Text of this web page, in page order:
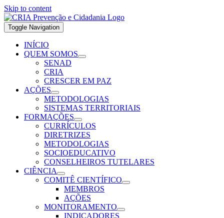
Skip to content
Toggle Navigation
INÍCIO
QUEM SOMOS
SENAD
CRIA
CRESCER EM PAZ
AÇÕES
METODOLOGIAS
SISTEMAS TERRITORIAIS
FORMAÇÕES
CURRÍCULOS
DIRETRIZES
METODOLOGIAS
SOCIOEDUCATIVO
CONSELHEIROS TUTELARES
CIÊNCIA
COMITÊ CIENTÍFICO
MEMBROS
AÇÕES
MONITORAMENTO
INDICADORES